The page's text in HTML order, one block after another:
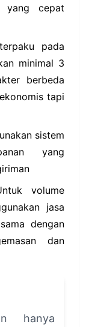
yang cepat
pada
minimal 3
berbeda
tapi
sistem
yang
volume
jasa
dengan
dan
hanya